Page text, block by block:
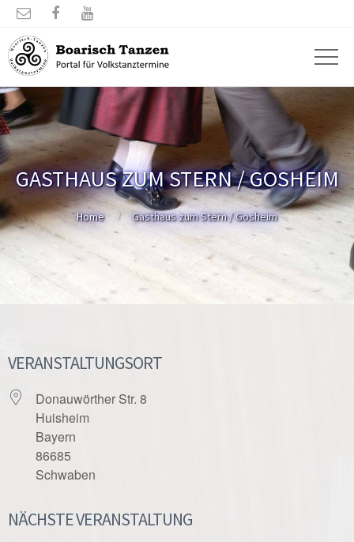
  
GASTHAUS ZUM STERN / GOSHEIM
Home Gasthaus zum Stern / Gosheim
VERANSTALTUNGSORT
Donauwörther Str. 8
Huisheim
Bayern
86685
Schwaben
NÄCHSTE VERANSTALTUNG